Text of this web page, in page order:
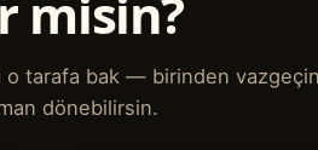
misin?
o tarafa bak — birinden
dönebilirsin.